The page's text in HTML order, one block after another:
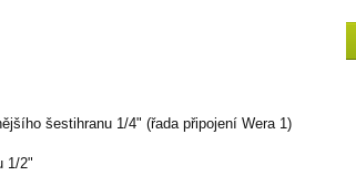
šestihranu 1/4" (řada připojení Wera 1)
1/2"